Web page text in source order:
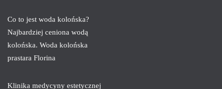
Co to jest woda kolońska?
Najbardziej ceniona wodą
kolońska. Woda kolońska
prastara Florina
Klinika medycyny estetycznej